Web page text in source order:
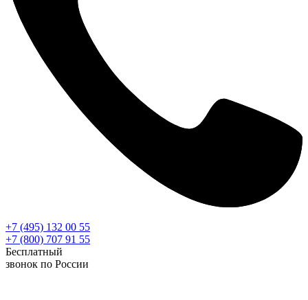
+7 (495) 132 00 55
+7 (800) 707 91 55
Бесплатный
звонок по России